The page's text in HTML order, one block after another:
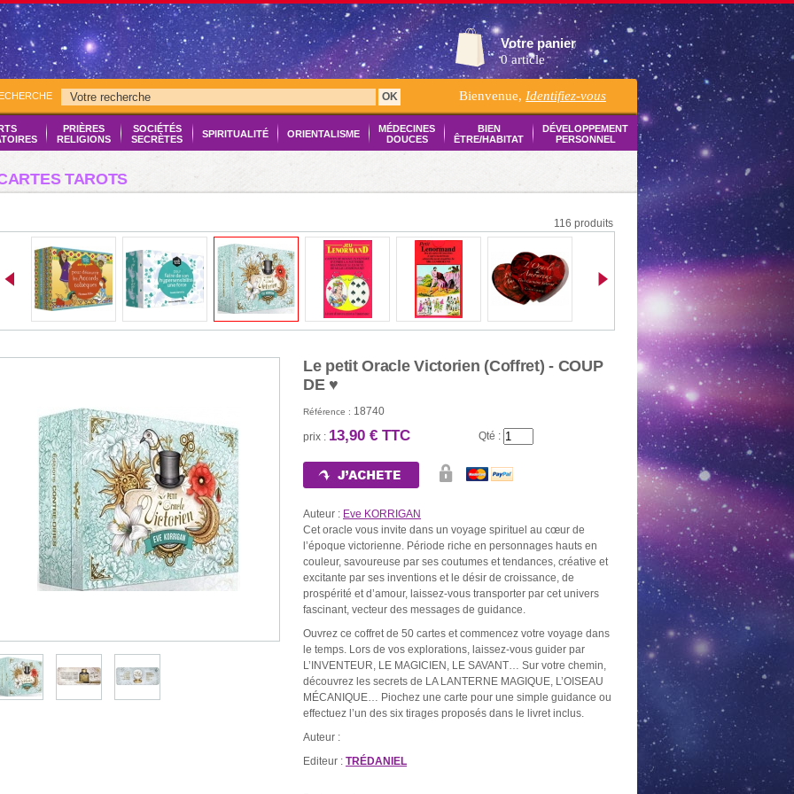
Votre panier
0 article
OK Bienvenue, Identifiez-vous
PRIÈRES
RELIGIONS
SOCIÉTÉS
SECRÈTES
SPIRITUALITÉ ORIENTALISME
MÉDECINES
DOUCES
BIEN
ÊTRE/HABITAT
DÉVELOPPEMENT
PERSONNEL
TAROTS
BOUGIE BLANCHE
1,30 €
BOUGIE NOIRE
LE ROULEAU DE 10
CHARBONS
1,50 €
2,60 €
NEUVAINE NOIRE
5,20 €
PACK SPÉCIAL PRIÈRES
AUX DÉFUNTS
PACK
SPÉCIAL
116 produits
Le petit Oracle Victorien (Coffret) - COUP
DE ♥
Référence : 18740
prix : 13,90 € TTC Qté :
Auteur : Eve KORRIGAN
Cet oracle vous invite dans un voyage spirituel au cœur de
l’époque victorienne. Période riche en personnages hauts en
couleur, savoureuse par ses coutumes et tendances, créative et
excitante par ses inventions et le désir de croissance, de
prospérité et d’amour, laissez-vous transporter par cet univers
fascinant, vecteur des messages de guidance.
Ouvrez ce coffret de 50 cartes et commencez votre voyage dans
le temps. Lors de vos explorations, laissez-vous guider par
L’INVENTEUR, LE MAGICIEN, LE SAVANT… Sur votre chemin,
découvrez les secrets de LA LANTERNE MAGIQUE, L’OISEAU
MÉCANIQUE… Piochez une carte pour une simple guidance ou
effectuez l’un des six tirages proposés dans le livret inclus.
Auteur :
Editeur : TRÉDANIEL